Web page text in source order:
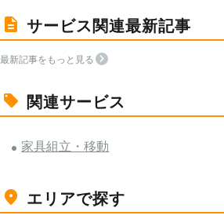
サービス関連最新記事
最新記事をもっと見る
関連サービス
家具組立・移動
エリアで探す